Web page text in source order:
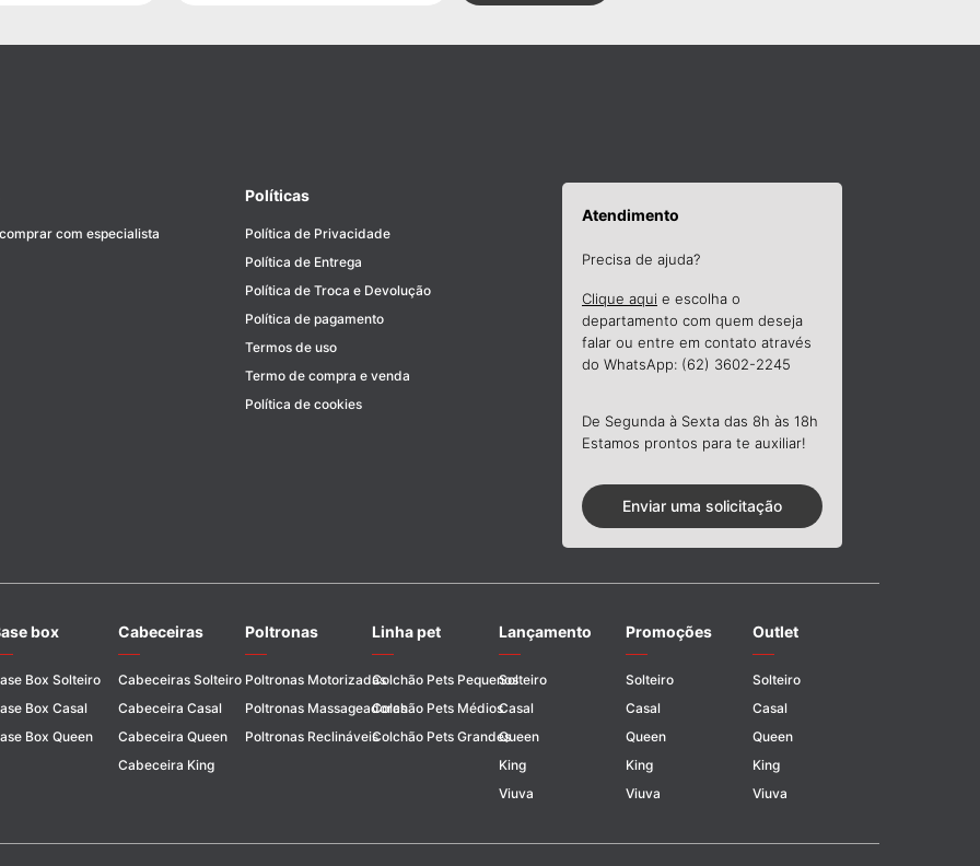
com especialista
Políticas
Política de Privacidade
Política de Entrega
Política de Troca e Devolução
Política de pagamento
Termos de uso
Termo de compra e venda
Política de cookies
Atendimento
Precisa de ajuda?
Clique aqui e escolha o
departamento com quem deseja
falar ou entre em contato através
do WhatsApp: (62) 3602-2245
De Segunda à Sexta das 8h às 18h
Estamos prontos para te auxiliar!
Enviar uma solicitação
box
Box Solteiro
Box Casal
Box Queen
Cabeceiras
Cabeceiras Solteiro
Cabeceira Casal
Cabeceira Queen
Cabeceira King
Poltronas
Poltronas Motorizadas
Poltronas Massageadoras
Poltronas Reclináveis
Linha pet
Colchão Pets Pequenos
Colchão Pets Médios
Colchão Pets Grandes
Lançamento
Solteiro
Casal
Queen
King
Viuva
Promoções
Solteiro
Casal
Queen
King
Viuva
Outlet
Solteiro
Casal
Queen
King
Viuva